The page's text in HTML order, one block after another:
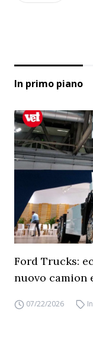
In primo piano
Ford Trucks:
nuovo camion
07/22/2026